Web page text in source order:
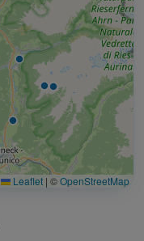
Leaflet | ©OpenStreetMap